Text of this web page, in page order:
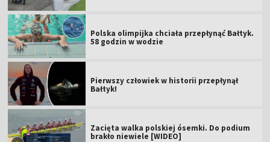
Polska olimpijka chciała przepłynąć Bałtyk.
58 godzin w wodzie
Pierwszy człowiek w historii przepłynął
Bałtyk!
Zacięta walka polskiej ósemki. Do podium
brakło niewiele [WIDEO]